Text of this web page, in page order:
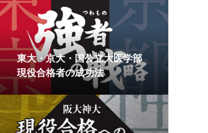
東大・京大・国公立大医学部
現役合格者の成功法